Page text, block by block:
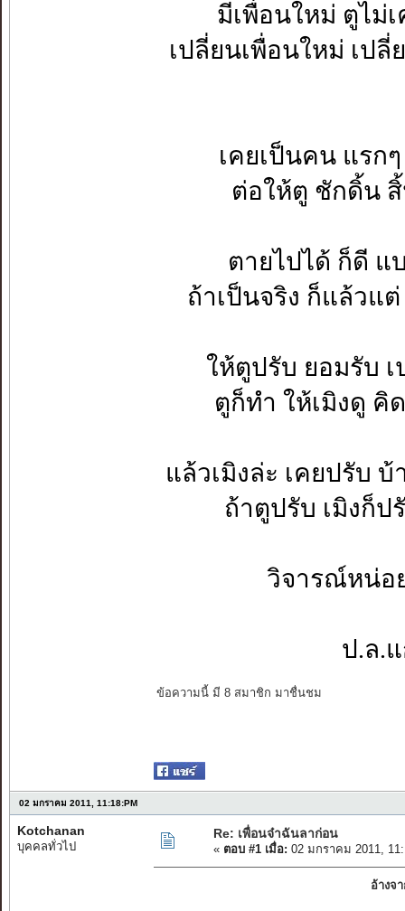
มีเพื่อนใหม่ ตูไม่
เปลี่ยนเพื่อนใหม่ เป
เคยเป็นคน แรก
ต่อให้ตู ชักดิ้น
ตายไปได้ ก็ดี แ
ถ้าเป็นจริง ก็แล้วแต่
ให้ตูปรับ ยอมรับ
ตูก็ทำ ให้เมิงดู คิ
แล้วเมิงล่ะ เคยปรับ บ้
ถ้าตูปรับ เมิงก็ป
วิจารณ์หน่อ
ป.ล.
ข้อความนี้ มี 8 สมาชิก มาชื่นชม
02 มกราคม 2011, 11:18:PM
Kotchanan
บุคคลทั่วไป
Re: เพื่อนจ๋าฉันลาก่อน
« ตอบ #1 เมื่อ: 02 มกราคม 2011,
อ้างจ